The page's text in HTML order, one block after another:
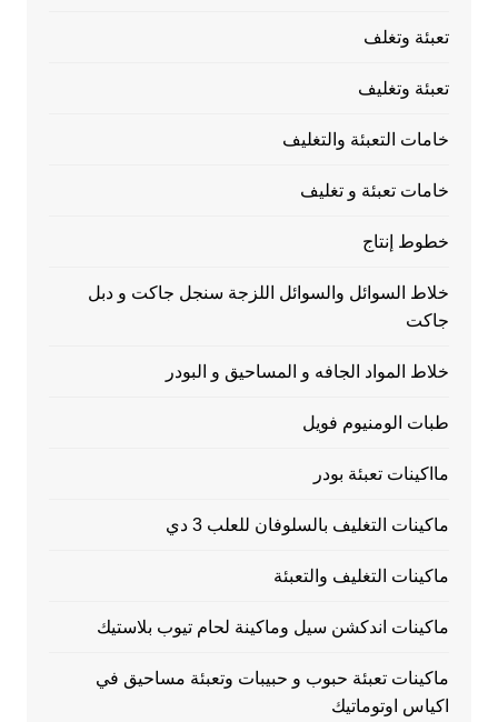
تعبئة وتغلف
تعبئة وتغليف
خامات التعبئة والتغليف
خامات تعبئة و تغليف
خطوط إنتاج
خلاط السوائل والسوائل اللزجة سنجل جاكت و دبل
جاكت
خلاط المواد الجافه و المساحيق و البودر
طبات الومنيوم فويل
مااكينات تعبئة بودر
ماكينات التغليف بالسلوفان للعلب 3 دي
ماكينات التغليف والتعبئة
ماكينات اندكشن سيل وماكينة لحام تيوب بلاستيك
ماكينات تعبئة حبوب و حبيبات وتعبئة مساحيق في
اكياس اوتوماتيك